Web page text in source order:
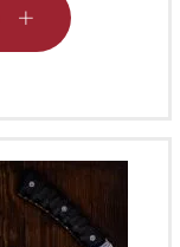
товар
можно
выбрать
на